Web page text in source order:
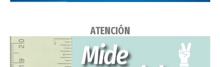
ATENCIÓN